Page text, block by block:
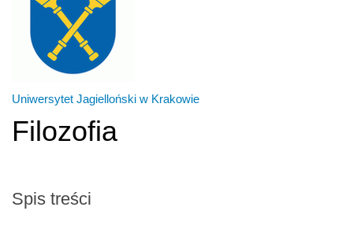
Uniwersytet Jagielloński w Krakowie
Filozofia
Spis treści